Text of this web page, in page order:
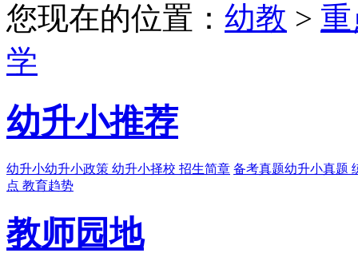
您现在的位置： 幼教 >
学
幼升小推荐
幼升小幼升小政策 幼升小择校 招生简章 备考真题幼升小真题
点 教育趋势
教师园地